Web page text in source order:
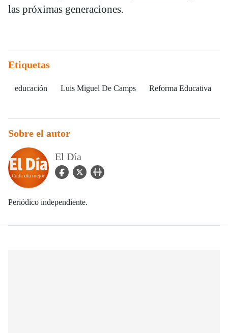
las próximas generaciones.
Etiquetas
educación Luis Miguel De Camps Reforma Educativa
Sobre el autor
El Día
facebook Icon
twitter Iconuser_url Icon
Periódico independiente.